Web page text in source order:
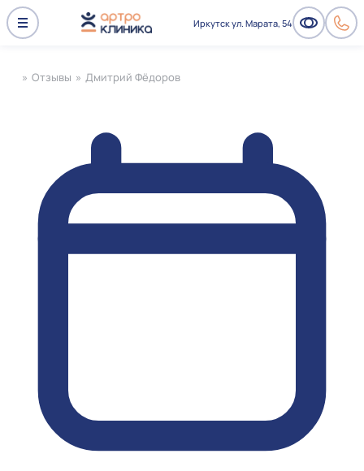
Иркутск ул. Марата, 54
» Отзывы » Дмитрий Фёдоров